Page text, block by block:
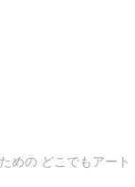
めの どこでもアート